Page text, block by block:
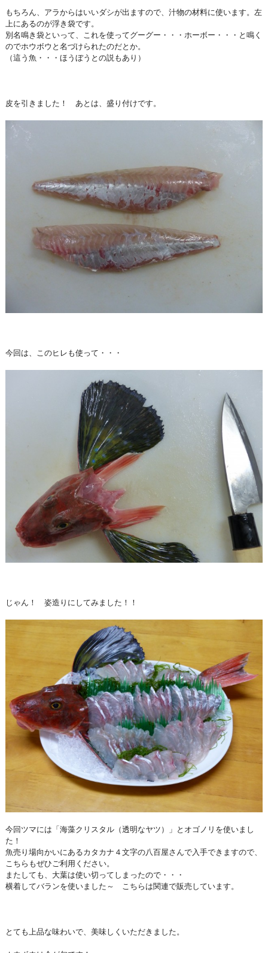
もちろん、アラからはいいダシが出ますので、汁物の材料に使います。左
上にあるのが浮き袋です。
別名鳴き袋といって、これを使ってグーグー・・・ホーボー・・・と鳴く
のでホウボウと名づけられたのだとか。
（這う魚・・・ほうぼうとの説もあり）
皮を引きました！ あとは、盛り付けです。
今回は、このヒレも使って・・・
じゃん！ 姿造りにしてみました！！
今回ツマには「海藻クリスタル（透明なヤツ）」とオゴノリを使いまし
た！
魚売り場向かいにあるカタカナ４文字の八百屋さんで入手できますので、
こちらもぜひご利用ください。
またしても、大葉は使い切ってしまったので・・・
横着してバランを使いました～ こちらは関連で販売しています。
とても上品な味わいで、美味しくいただきました。